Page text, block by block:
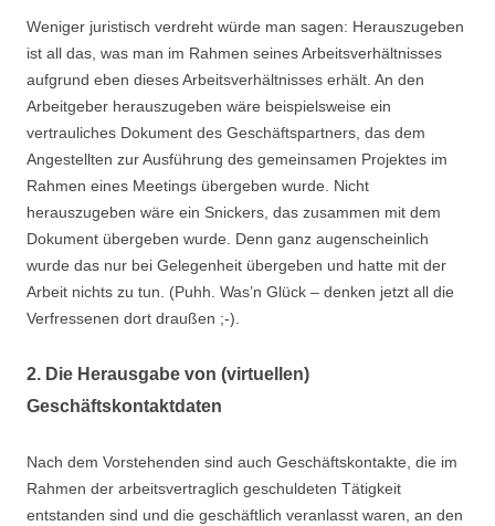
Weniger juristisch verdreht würde man sagen: Herauszugeben
ist all das, was man im Rahmen seines Arbeitsverhältnisses
aufgrund eben dieses Arbeitsverhältnisses erhält. An den
Arbeitgeber herauszugeben wäre beispielsweise ein
vertrauliches Dokument des Geschäftspartners, das dem
Angestellten zur Ausführung des gemeinsamen Projektes im
Rahmen eines Meetings übergeben wurde. Nicht
herauszugeben wäre ein Snickers, das zusammen mit dem
Dokument übergeben wurde. Denn ganz augenscheinlich
wurde das nur bei Gelegenheit übergeben und hatte mit der
Arbeit nichts zu tun. (Puhh. Was’n Glück – denken jetzt all die
Verfressenen dort draußen ;-).
2. Die Herausgabe von (virtuellen)
Geschäftskontaktdaten
Nach dem Vorstehenden sind auch Geschäftskontakte, die im
Rahmen der arbeitsvertraglich geschuldeten Tätigkeit
entstanden sind und die geschäftlich veranlasst waren, an den